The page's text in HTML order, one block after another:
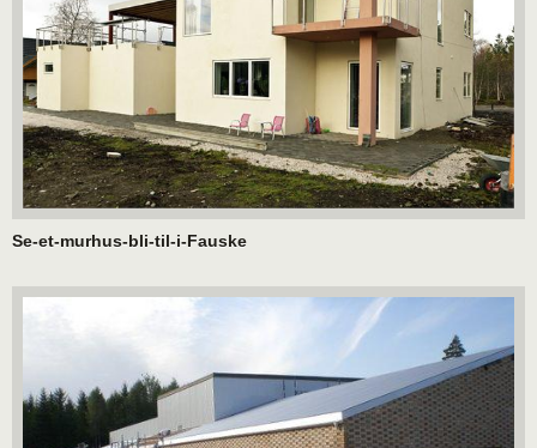
Se-et-murhus-bli-til-i-Fauske